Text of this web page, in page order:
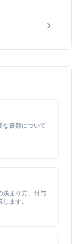
な書類について
決まり方、付与
ます。